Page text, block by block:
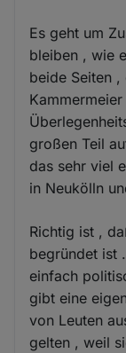
Es geht um
bleiben , wie
beide Seiten
großen Teil
das sehr viel
in Neukölln
Richtig ist ,
begründet ist
einfach
gibt eine
von Leuten
gelten , weil